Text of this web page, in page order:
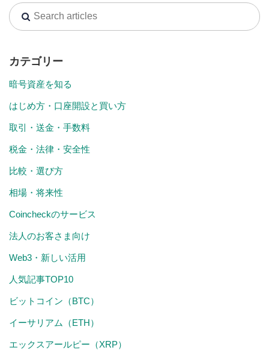
カテゴリー
暗号資産を知る
はじめ方・口座開設と買い方
取引・送金・手数料
税金・法律・安全性
比較・選び方
相場・将来性
Coincheckのサービス
法人のお客さま向け
Web3・新しい活用
人気記事TOP10
ビットコイン（BTC）
イーサリアム（ETH）
エックスアールピー（XRP）